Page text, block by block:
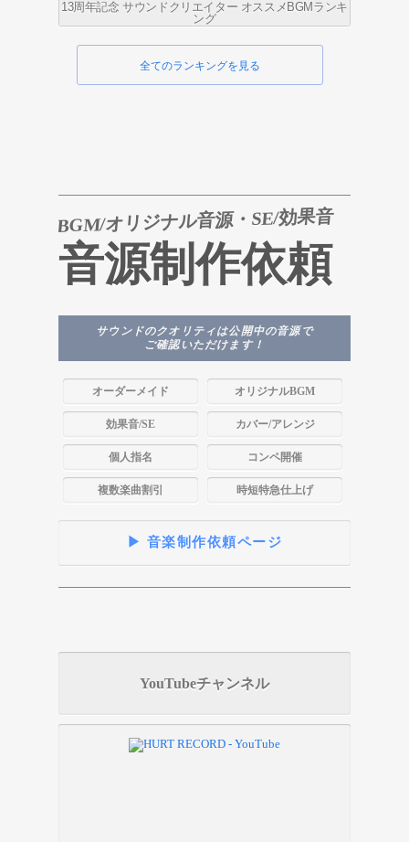
13周年記念 サウンドクリエイター オススメBGMランキ
ング
全てのランキングを見る
音源制作依頼
BGM/オリジナル音源・SE/効果音
サウンドのクオリティは公開中の音源で
ご確認いただけます！
オーダーメイド オリジナルBGM
効果音/SE カバー/アレンジ
個人指名 コンペ開催
複数楽曲割引 時短特急仕上げ
▶ 音楽制作依頼ページ
YouTubeチャンネル